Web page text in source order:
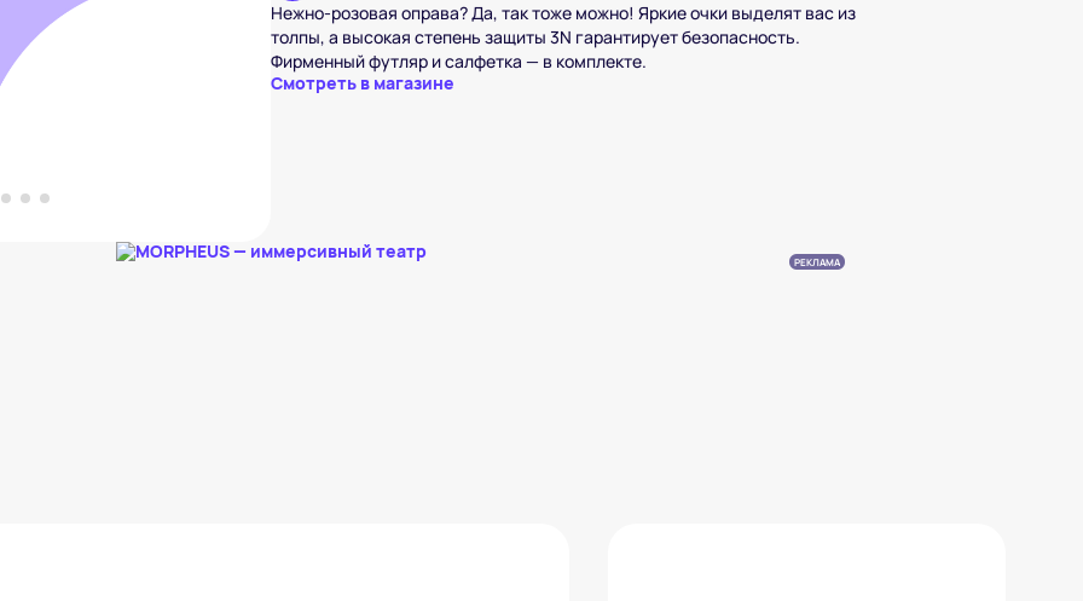
Нежно-розовая оправа? Да, так тоже можно! Яркие очки выделят вас из
толпы, а высокая степень защиты 3N гарантирует безопасность.
Фирменный футляр и салфетка — в комплекте.
Смотреть в магазине
РЕКЛАМА